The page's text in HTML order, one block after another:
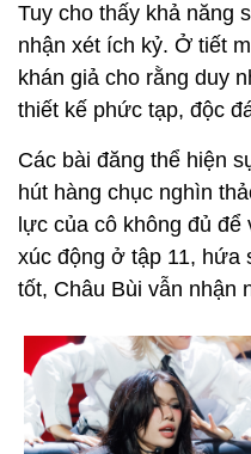
Tuy cho thấy khả năng
nhận xét ích kỷ. Ở tiết
khán giả cho rằng duy
thiết kế phức tạp, độc
Các bài đăng thể hiện
hút hàng chục nghìn
lực của cô không đủ
xúc động ở tập 11, hứa
tốt, Châu Bùi vẫn nhận